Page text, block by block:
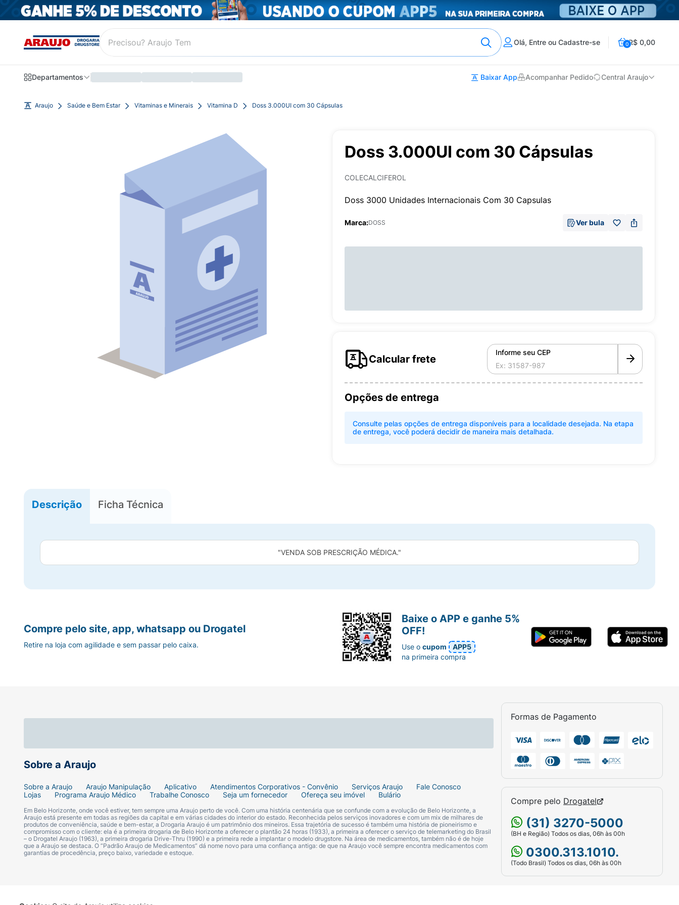
Olá, Entre ou Cadastre-se 0R$ 0,00
Departamentos Baixar App Acompanhar Pedido Central Araujo
Araujo Saúde e Bem Estar Vitaminas e Minerais Vitamina D Doss 3.000UI com 30 Cápsulas
Doss 3.000UI com 30 Cápsulas
COLECALCIFEROL
Doss 3000 Unidades Internacionais Com 30 Capsulas
Marca:DOSS Ver bula
Calcular frete
Informe seu CEP
Opções de entrega
Consulte pelas opções de entrega disponíveis para a localidade desejada. Na etapa
de entrega, você poderá decidir de maneira mais detalhada.
Descrição Ficha Técnica
"VENDA SOB PRESCRIÇÃO MÉDICA."
Sobre a Araujo
Sobre a Araujo Araujo Manipulação Aplicativo Atendimentos Corporativos - Convênio Serviços Araujo
Fale Conosco
Lojas
Programa Araujo Médico Trabalhe Conosco Seja um fornecedor Ofereça seu imóvel Bulário
Em Belo Horizonte, onde você estiver, tem sempre uma Araujo perto de você. Com uma história centenária que se confunde com a evolução de Belo Horizonte, a
Araujo está presente em todas as regiões da capital e em várias cidades do interior do estado. Reconhecida pelos serviços inovadores e com um mix de milhares de
produtos de conveniência, saúde e bem-estar, a Drogaria Araujo é um patrimônio dos mineiros. Essa trajetória de sucesso é também uma história de pioneirismo e
compromisso com o cliente: ela é a primeira drogaria de Belo Horizonte a oferecer o plantão 24 horas (1933), a primeira a oferecer o serviço de telemarketing do Brasil
– o Drogatel Araujo (1963), a primeira drogaria Drive-Thru (1990) e a primeira rede a implantar o modelo drugstore. Na área de medicamentos, também não é de hoje
que a Araujo se destaca. O “Padrão Araujo de Medicamentos” dá nome novo para uma confiança antiga: de que na Araujo você sempre encontra medicamentos com
garantias de procedência, preço baixo, variedade e estoque.
Formas de Pagamento
Compre pelo Drogatel
(31) 3270-5000
(BH e Região) Todos os dias, 06h às 00h
0300.313.1010.
(Todo Brasil) Todos os dias, 06h às 00h
Compre pelo site, app, whatsapp ou Drogatel
Retire na loja com agilidade e sem passar pelo caixa.
Baixe o APP e ganhe 5%
OFF!
Use ocupom
APP5
na primeira compra